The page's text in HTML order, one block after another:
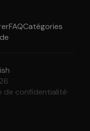
FAQCatégories
de confidentialité·